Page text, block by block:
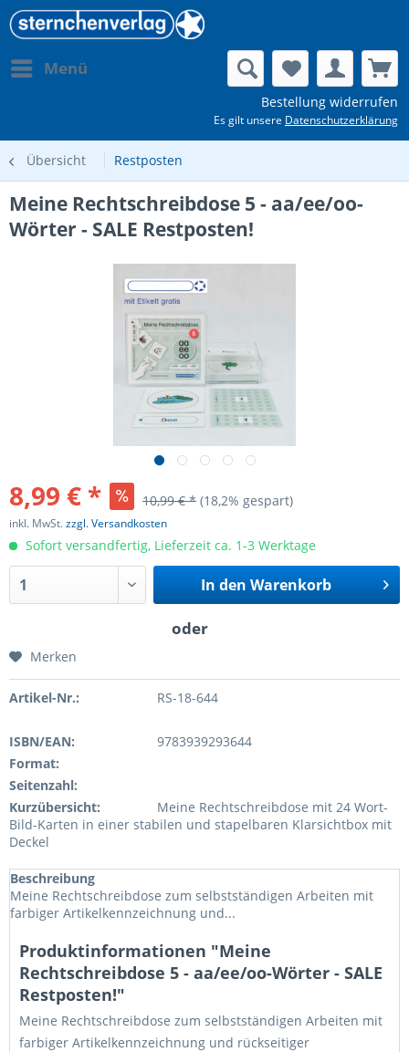
Menü
Bestellung widerrufen
Es gilt unsere Datenschutzerklärung
Übersicht Restposten
Meine Rechtschreibdose 5 - aa/ee/oo-
Wörter - SALE Restposten!
8,99 € * 10,99 € * (18,2% gespart)
inkl. MwSt.zzgl. Versandkosten
Sofort versandfertig, Lieferzeit ca. 1-3 Werktage
In den Warenkorb
Merken
Artikel-Nr.: RS-18-644
ISBN/EAN:
9783939293644
Format:
Seitenzahl:
Kurzübersicht:
Meine Rechtschreibdose mit 24 Wort-
Bild-Karten in einer stabilen und stapelbaren Klarsichtbox mit
Deckel
Beschreibung
Meine Rechtschreibdose zum selbstständigen Arbeiten mit
farbiger Artikelkennzeichnung und...
Produktinformationen "Meine
Rechtschreibdose 5 - aa/ee/oo-Wörter - SALE
Restposten!"
Meine Rechtschreibdose zum selbstständigen Arbeiten mit
farbiger Artikelkennzeichnung und rückseitiger